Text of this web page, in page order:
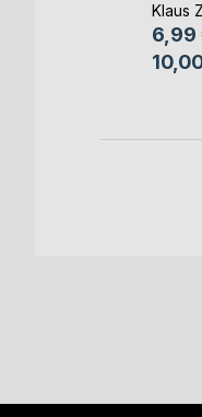
Klaus
6,99